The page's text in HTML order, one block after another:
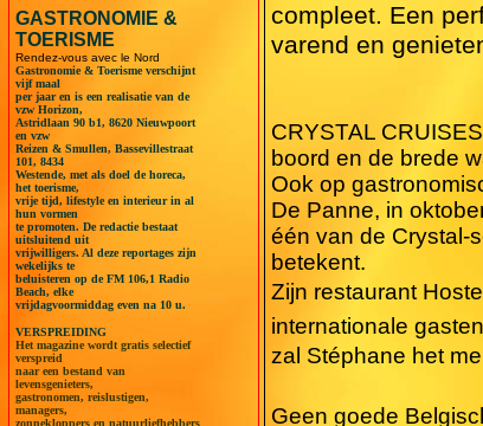
GASTRONOMIE &
TOERISME
Rendez-vous avec le Nord
Gastronomie & Toerisme verschijnt
vijf maal
per jaar en is een realisatie van de
vzw Horizon,
Astridlaan 90 b1, 8620 Nieuwpoort
en vzw
Reizen & Smullen, Bassevillestraat
101, 8434
Westende, met als doel de horeca,
het toerisme,
vrije tijd, lifestyle en interieur in al
hun vormen
te promoten. De redactie bestaat
uitsluitend uit
vrijwilligers. Al deze reportages zijn
wekelijks te
beluisteren op de FM 106,1 Radio
Beach, elke
vrijdagvoormiddag even na 10 u.
VERSPREIDING
Het magazine wordt gratis selectief
verspreid
naar een bestand van
levensgenieters,
gastronomen, reislustigen,
managers,
zonnekloppers en natuurliefhebbers
compleet. Een
varend en
CRYSTAL
boord en de brede
Ook op
De Panne, in
één van de Crystal-
betekent.
Zijn restaurant
internationale
zal Stéphane het
Geen goede